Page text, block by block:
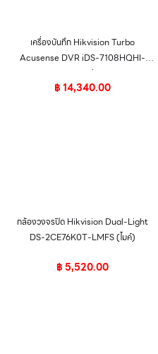
เครื่องบันทึก Hikvision Turbo
Acusense DVR iDS-7108HQHI-
M1/S 8ช่อง
฿14,340.00
กล้องวงจรปิด Hikvision Dual-Light
DS-2CE76K0T-LMFS (ไมค์)
฿5,520.00